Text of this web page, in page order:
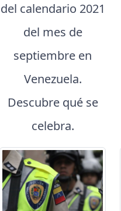
del calendario 2021
del mes de
septiembre en
Venezuela.
Descubre qué se
celebra.